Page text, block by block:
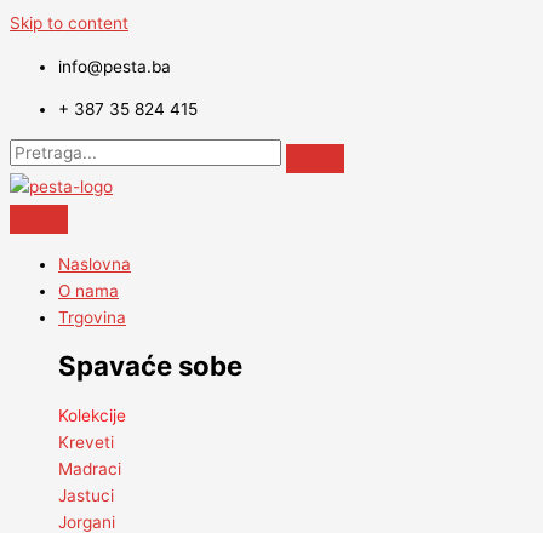
Skip to content
info@pesta.ba
+ 387 35 824 415
Naslovna
O nama
Trgovina
Spavaće sobe
Kolekcije
Kreveti
Madraci
Jastuci
Jorgani